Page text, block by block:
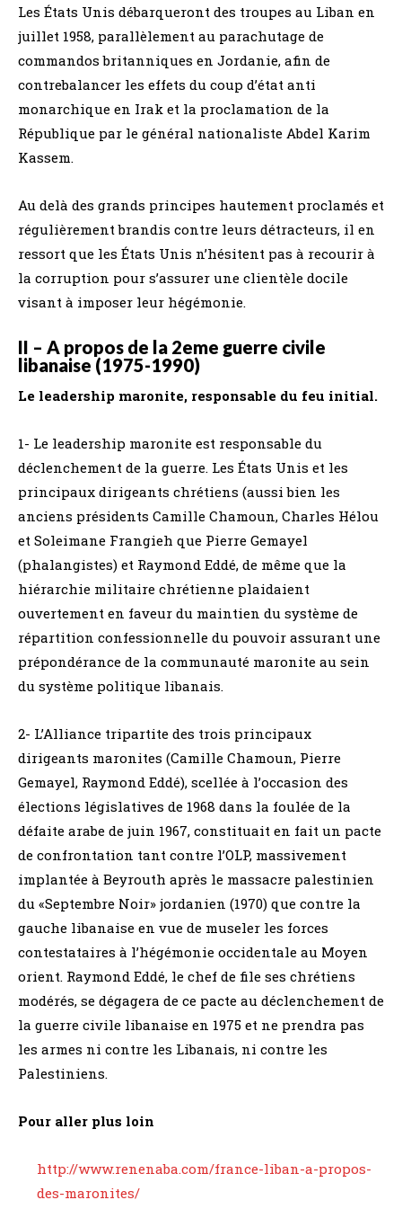
Les États Unis débarqueront des troupes au Liban en
juillet 1958, parallèlement au parachutage de
commandos britanniques en Jordanie, afin de
contrebalancer les effets du coup d’état anti
monarchique en Irak et la proclamation de la
République par le général nationaliste Abdel Karim
Kassem.
Au delà des grands principes hautement proclamés et
régulièrement brandis contre leurs détracteurs, il en
ressort que les États Unis n’hésitent pas à recourir à
la corruption pour s’assurer une clientèle docile
visant à imposer leur hégémonie.
II – A propos de la 2eme guerre civile
libanaise (1975-1990)
Le leadership maronite, responsable du feu initial.
1- Le leadership maronite est responsable du
déclenchement de la guerre. Les États Unis et les
principaux dirigeants chrétiens (aussi bien les
anciens présidents Camille Chamoun, Charles Hélou
et Soleimane Frangieh que Pierre Gemayel
(phalangistes) et Raymond Eddé, de même que la
hiérarchie militaire chrétienne plaidaient
ouvertement en faveur du maintien du système de
répartition confessionnelle du pouvoir assurant une
prépondérance de la communauté maronite au sein
du système politique libanais.
2- L’Alliance tripartite des trois principaux
dirigeants maronites (Camille Chamoun, Pierre
Gemayel, Raymond Eddé), scellée à l’occasion des
élections législatives de 1968 dans la foulée de la
défaite arabe de juin 1967, constituait en fait un pacte
de confrontation tant contre l’OLP, massivement
implantée à Beyrouth après le massacre palestinien
du «Septembre Noir» jordanien (1970) que contre la
gauche libanaise en vue de museler les forces
contestataires à l’hégémonie occidentale au Moyen
orient. Raymond Eddé, le chef de file ses chrétiens
modérés, se dégagera de ce pacte au déclenchement de
la guerre civile libanaise en 1975 et ne prendra pas
les armes ni contre les Libanais, ni contre les
Palestiniens.
Pour aller plus loin
http://www.renenaba.com/france-liban-a-propos-
des-maronites/